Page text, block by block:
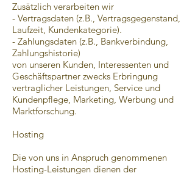
Zusätzlich verarbeiten wir
- Vertragsdaten (z.B., Vertragsgegenstand,
Laufzeit, Kundenkategorie).
- Zahlungsdaten (z.B., Bankverbindung,
Zahlungshistorie)
von unseren Kunden, Interessenten und
Geschäftspartner zwecks Erbringung
vertraglicher Leistungen, Service und
Kundenpflege, Marketing, Werbung und
Marktforschung.
Hosting
Die von uns in Anspruch genommenen
Hosting-Leistungen dienen der